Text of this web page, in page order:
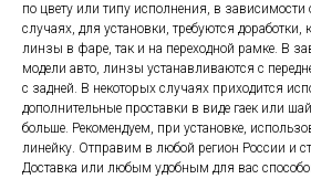
по цвету или типу исполнения, в зависимости
случаях, для установки, требуются
линзы в фаре, так и на переходной рамке. В
модели авто, линзы устанавливаются с
с задней. В некоторых случаях приходится
дополнительные проставки в виде гаек или
больше. Рекомендуем, при установке,
линейку. Отправим в любой регион России и
Доставка или любым удобным для вас